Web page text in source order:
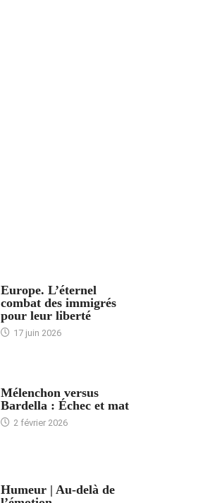
Europe. L’éternel
combat des immigrés
pour leur liberté
17 juin 2026
Mélenchon versus
Bardella : Échec et mat
2 février 2026
Humeur | Au-delà de